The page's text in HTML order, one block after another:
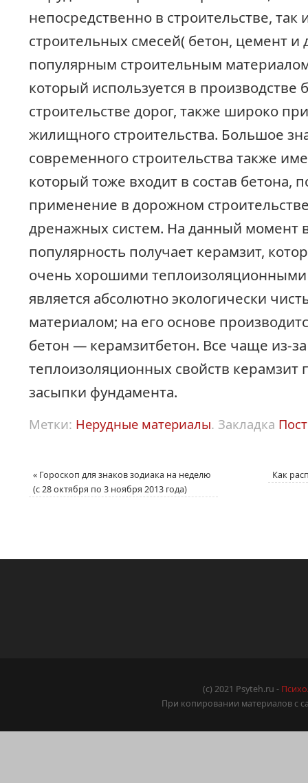
непосредственно в строительстве, так
строительных смесей( бетон, цемент и
популярным строительным
который используется в производстве
строительстве дорог, также широко
жилищного строительства. Большое
современного строительства также
который тоже входит в состав бетона,
применение в дорожном
дренажных систем. На данный момент
популярность получает керамзит,
очень хорошими теплоизоляционными
является абсолютно экологически
материалом; на его основе
бетон — керамзитбетон. Все чаще из-
теплоизоляционных свойств керамзит
засыпки фундамента.
Метки: Нерудные материалы. Закладка
«Гороскоп для знаков зодиака на неделю
(с 28 октября по 3 ноября 2013 года)
Как
(c) 2021 Psyteh.ru -
При копировании материалов с